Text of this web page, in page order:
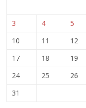
3
4 5
10
11 12
17
18 19
24
25 26
31